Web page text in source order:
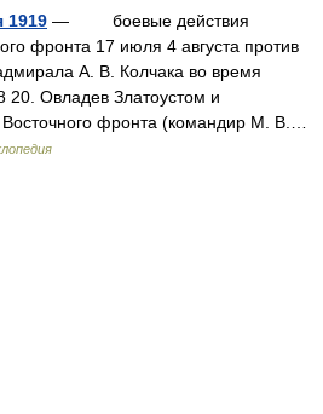
1919 — боевые действия
фронта 17 июля 4 августа против
А. В. Колчака во время
20. Овладев Златоустом и
Восточного фронта (командир М. В.…